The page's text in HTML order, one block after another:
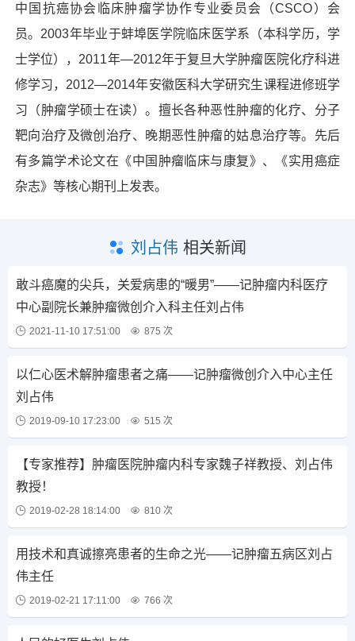
中国抗癌协会临床肿瘤学协作专业委员会（CSCO）会
员。2003年毕业于蚌埠医学院临床医学系（本科学历，学
士学位），2011年—2012年于复旦大学肿瘤医院化疗科进
修学习，2012—2014年安徽医科大学研究生课程进修班学
习（肿瘤学硕士在读）。擅长各种恶性肿瘤的化疗、分子
靶向治疗及微创治疗、晚期恶性肿瘤的姑息治疗等。先后
有多篇学术论文在《中国肿瘤临床与康复》、《实用癌症
杂志》等核心期刊上发表。
刘占伟 相关新闻
敢斗癌魔的尖兵，关爱病患的“暖男”——记肿瘤内科医疗
中心副院长兼肿瘤微创介入科主任刘占伟
2021-11-10 17:51:00 875 次
以仁心医术解肿瘤患者之痛——记肿瘤微创介入中心主任
刘占伟
2019-09-10 17:23:00 515 次
【专家推荐】肿瘤医院肿瘤内科专家魏子祥教授、刘占伟
教授！
2019-02-28 18:14:00 810 次
用技术和真诚擦亮患者的生命之光——记肿瘤五病区刘占
伟主任
2019-02-21 17:11:00 766 次